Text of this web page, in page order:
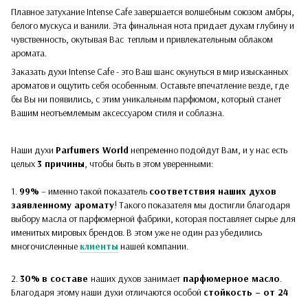
Плавное затухание Intense Cafe завершается волшебным союзом амбры,
белого мускуса и ванили. Эта финальная нота придает духам глубину и
чувственность, окутывая Вас теплым и привлекательным облаком
аромата.
Заказать духи Intense Cafe - это Ваш шанс окунуться в мир изысканных
ароматов и ощутить себя особенным. Оставьте впечатление везде, где
бы Вы ни появились, с этим уникальным парфюмом, который станет
Вашим неотъемлемым аксессуаром стиля и соблазна.
Наши духи Parfumers World непременно подойдут Вам, и у нас есть
целых3 причины , чтобы быть в этом уверенными:
1. 99% – именно такой показатель соответствия наших духов
заявленному аромату! Такого показателя мы достигли благодаря
выбору масла от парфюмерной фабрики, которая поставляет сырье для
именитых мировых брендов. В этом уже не один раз убедились
многочисленные клиенты нашей компании.
2. 30% в составе наших духов занимает парфюмерное масло.
Благодаря этому наши духи отличаются особой стойкость – от 24